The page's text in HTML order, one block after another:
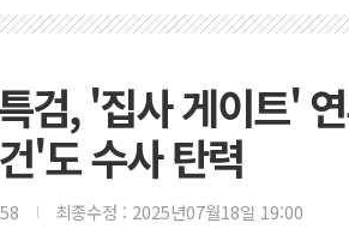
검, '집사 게이트'
'도 수사 탄력
최종수정 : 2025년07월18일 19:00